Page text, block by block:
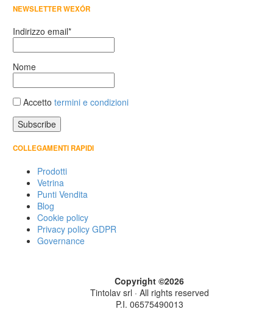
NEWSLETTER WEXÓR
Indirizzo email*
Nome
Accetto termini e condizioni
COLLEGAMENTI RAPIDI
Prodotti
Vetrina
Punti Vendita
Blog
Cookie policy
Privacy policy GDPR
Governance
Copyright ©2026
Tintolav srl · All rights reserved
P.I. 06575490013